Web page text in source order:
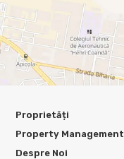
Proprietăți
Property Management
Despre Noi